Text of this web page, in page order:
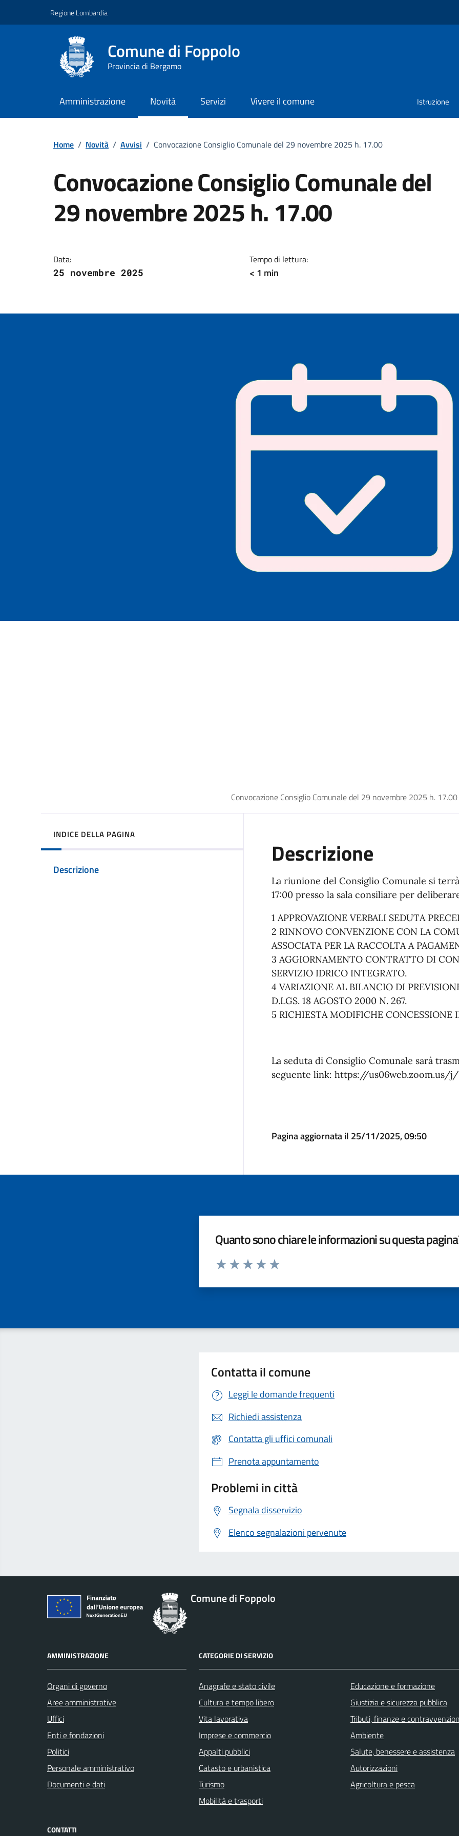
Regione Lombardia
Comune di Foppolo
Provincia di Bergamo
Amministrazione Novità Servizi Vivere il comune Istruzione
Home / Novità / Avvisi / Convocazione Consiglio Comunale del 29 novembre 2025 h. 17.00
Convocazione Consiglio Comunale del
29 novembre 2025 h. 17.00
Data:
25 novembre 2025
Tempo di lettura:
< 1 min
Convocazione Consiglio Comunale del 29 novembre 2025 h. 17.00
INDICE DELLA PAGINA
Descrizione
Descrizione
La riunione del Consiglio Comunale si
17:00 presso la sala consiliare per
1 APPROVAZIONE VERBALI SEDUTA
2 RINNOVO CONVENZIONE CON LA
ASSOCIATA PER LA RACCOLTA A
3 AGGIORNAMENTO CONTRATTO DI
SERVIZIO IDRICO INTEGRATO.
4 VARIAZIONE AL BILANCIO DI
D.LGS. 18 AGOSTO 2000 N. 267.
5 RICHIESTA MODIFICHE CONCESSIONE
La seduta di Consiglio Comunale sarà
seguente link: https://us06web.zoom.us/j/
Pagina aggiornata il 25/11/2025, 09:50
Quanto sono chiare le informazioni su questa
Valuta da 1 a 5 stelle la pagina
Contatta il comune
Leggi le domande frequenti
Richiedi assistenza
Contatta gli uffici comunali
Prenota appuntamento
Problemi in città
Segnala disservizio
Elenco segnalazioni pervenute
Comune di Foppolo
AMMINISTRAZIONE
Organi di governo
Aree amministrative
Uffici
Enti e fondazioni
Politici
Personale amministrativo
Documenti e dati
CATEGORIE DI SERVIZIO
Anagrafe e stato civile
Cultura e tempo libero
Vita lavorativa
Imprese e commercio
Appalti pubblici
Catasto e urbanistica
Turismo
Mobilità e trasporti
Educazione e formazione
Giustizia e sicurezza pubblica
Tributi, finanze e
Ambiente
Salute, benessere e assistenza
Autorizzazioni
Agricoltura e pesca
CONTATTI